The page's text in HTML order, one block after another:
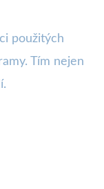
použitých
Tím nejen